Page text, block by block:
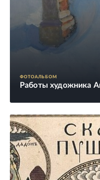
ФОТОАЛЬБОМ
Работы художника